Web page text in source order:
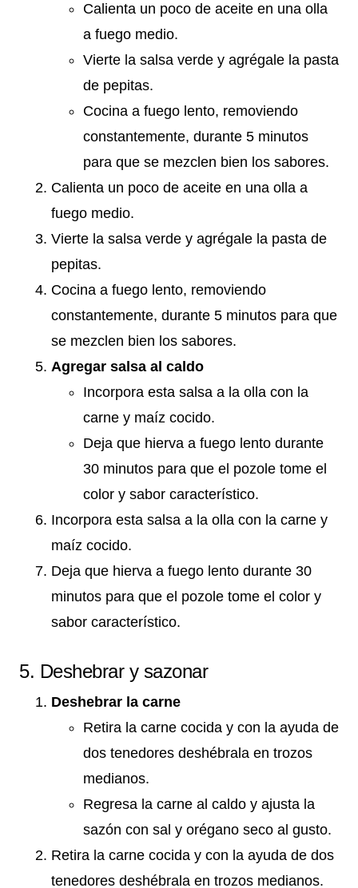
Calienta un poco de aceite en una olla
a fuego medio.
Vierte la salsa verde y agrégale la pasta
de pepitas.
Cocina a fuego lento, removiendo
constantemente, durante 5 minutos
para que se mezclen bien los sabores.
Calienta un poco de aceite en una olla a
fuego medio.
Vierte la salsa verde y agrégale la pasta de
pepitas.
Cocina a fuego lento, removiendo
constantemente, durante 5 minutos para que
se mezclen bien los sabores.
Agregar salsa al caldo
Incorpora esta salsa a la olla con la
carne y maíz cocido.
Deja que hierva a fuego lento durante
30 minutos para que el pozole tome el
color y sabor característico.
Incorpora esta salsa a la olla con la carne y
maíz cocido.
Deja que hierva a fuego lento durante 30
minutos para que el pozole tome el color y
sabor característico.
5. Deshebrar y sazonar
Deshebrar la carne
Retira la carne cocida y con la ayuda de
dos tenedores deshébrala en trozos
medianos.
Regresa la carne al caldo y ajusta la
sazón con sal y orégano seco al gusto.
Retira la carne cocida y con la ayuda de dos
tenedores deshébrala en trozos medianos.